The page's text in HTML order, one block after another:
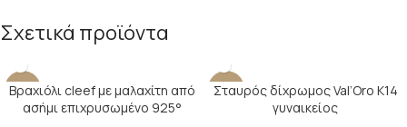
Σχετικά προϊόντα
-17%
Βραχιόλι cleef με μαλαχίτη από
ασήμι επιχρυσωμένο 925°
-27%
Σταυρός δίχρωμος Val’Oro Κ14
γυναικείος